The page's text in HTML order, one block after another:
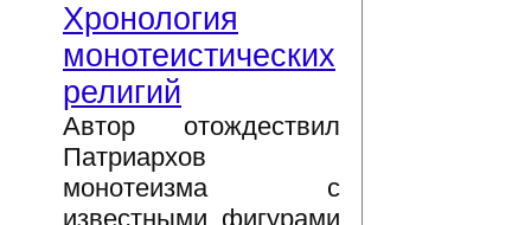
Хронология
монотеистических
религий
Автор отождествил
Патриархов
монотеизма с
известными фигурами